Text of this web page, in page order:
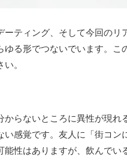
ーティング、そして今回のリ
ゆる形でつないでいます。こ
。
からないところに異性が現れ
い感覚です。友人に「街コン
能性はありますが、飲んで